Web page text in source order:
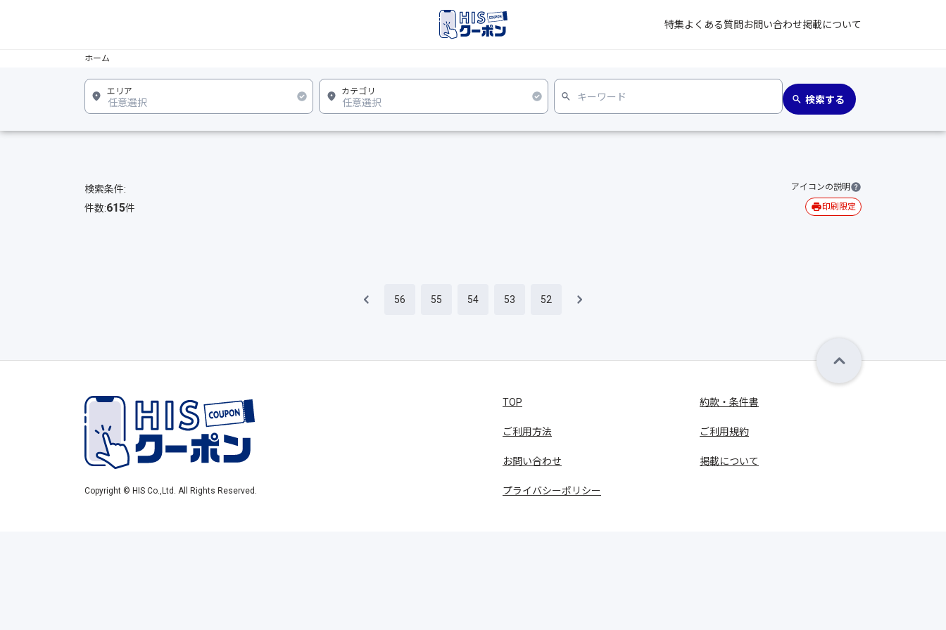
特集よくある質問お問い合わせ掲載について
ホーム
検索条件:
件数:615件
アイコンの説明
印刷限定
56 55 54 53 52
TOP
ご利用方法
お問い合わせ
プライバシーポリシー
約款・条件書
ご利用規約
掲載について
Copyright © HIS Co.,Ltd. All Rights Reserved.